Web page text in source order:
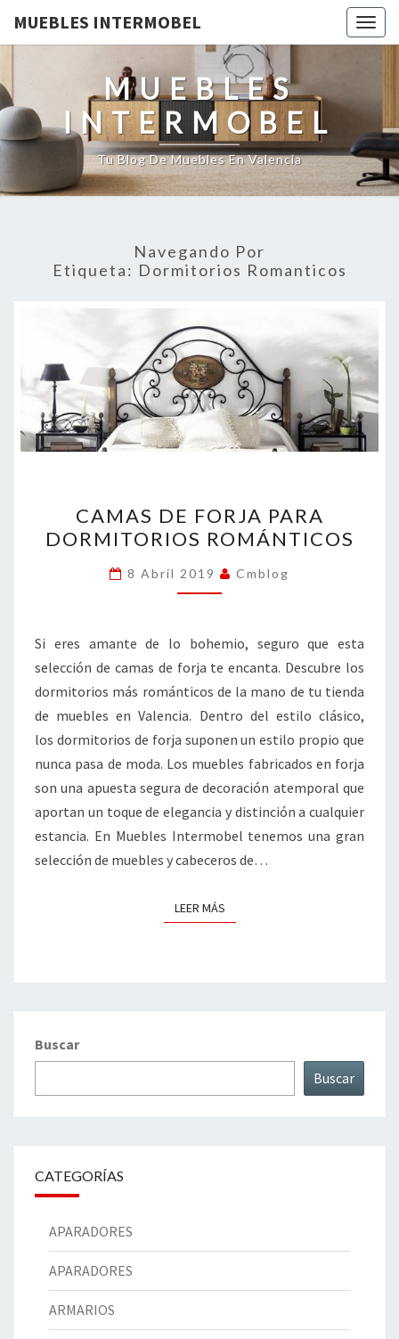
MUEBLES INTERMOBEL
MUEBLES
INTERMOBEL
Tu Blog De Muebles En Valencia
Navegando Por
Etiqueta: Dormitorios Romanticos
DE
FORJA
PARA
DORMITORIOS
CAMAS DE FORJA PARA
DORMITORIOS ROMÁNTICOS
8 Abril 2019 Cmblog
Si eres amante de lo bohemio, seguro que esta
selección de camas de forja te encanta. Descubre los
dormitorios más románticos de la mano de tu tienda
de muebles en Valencia. Dentro del estilo clásico,
los dormitorios de forja suponen un estilo propio que
nunca pasa de moda. Los muebles fabricados en forja
son una apuesta segura de decoración atemporal que
aportan un toque de elegancia y distinción a cualquier
estancia. En Muebles Intermobel tenemos una gran
selección de muebles y cabeceros de…
LEER MÁSLEER MÁS
Buscar
Buscar
CATEGORÍAS
APARADORES
APARADORES
ARMARIOS